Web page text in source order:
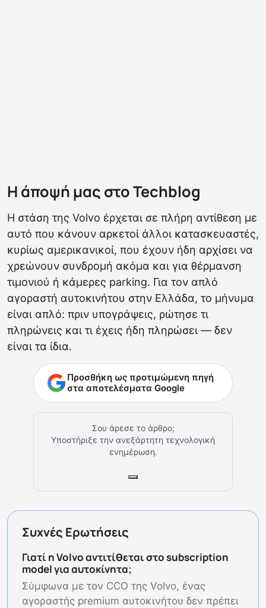
Η άποψή μας στο Techblog
Η στάση της Volvo έρχεται σε πλήρη αντίθεση με
αυτό που κάνουν αρκετοί άλλοι κατασκευαστές,
κυρίως αμερικανικοί, που έχουν ήδη αρχίσει να
χρεώνουν συνδρομή ακόμα και για θέρμανση
τιμονιού ή κάμερες parking. Για τον απλό
αγοραστή αυτοκινήτου στην Ελλάδα, το μήνυμα
είναι απλό: πριν υπογράψεις, ρώτησε τι
πληρώνεις και τι έχεις ήδη πληρώσει — δεν
είναι τα ίδια.
Προσθήκη ως προτιμώμενη πηγή
στα αποτελέσματα Google
Σου άρεσε το άρθρο;
Υποστήριξε την ανεξάρτητη τεχνολογική
ενημέρωση.
Συχνές Ερωτήσεις
Γιατί η Volvo αντιτίθεται στο subscription
model για αυτοκίνητα;
Σύμφωνα με τον CCO της Volvo, ένας
αγοραστής premium αυτοκινήτου δεν πρέπει